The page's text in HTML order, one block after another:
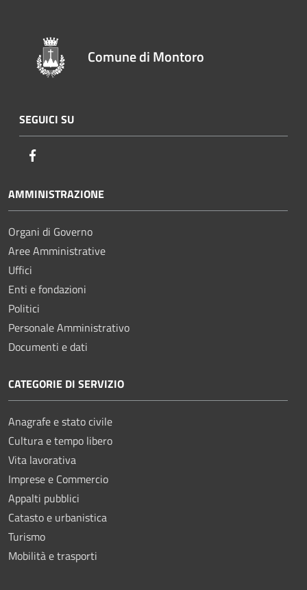
Comune di Montoro
SEGUICI SU
AMMINISTRAZIONE
Organi di Governo
Aree Amministrative
Uffici
Enti e fondazioni
Politici
Personale Amministrativo
Documenti e dati
CATEGORIE DI SERVIZIO
Anagrafe e stato civile
Cultura e tempo libero
Vita lavorativa
Imprese e Commercio
Appalti pubblici
Catasto e urbanistica
Turismo
Mobilità e trasporti